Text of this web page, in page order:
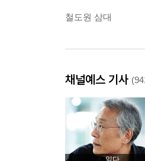
철도원 삼대
채널예스 기사